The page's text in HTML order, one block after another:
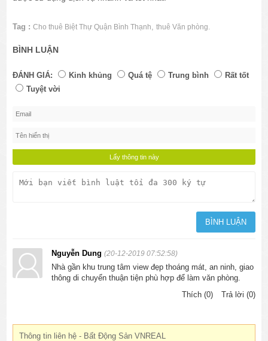
Tag : Cho thuê Biệt Thự Quận Bình Thạnh ,thuê Văn phòng.
BÌNH LUẬN
ĐÁNH GIÁ: Kinh khủng Quá tệ Trung bình
Rất tốt
Tuyệt vời
Nguyễn Dung(20-12-2019 07:52:58)
Nhà gần khu trung tâm view đẹp thoáng mát, an ninh, giao
thông di chuyển thuận tiện phù hợp để làm văn phòng.
Thích (0)
Trả lời (0)
Thông tin liên hệ - Bất Động Sản VNREAL